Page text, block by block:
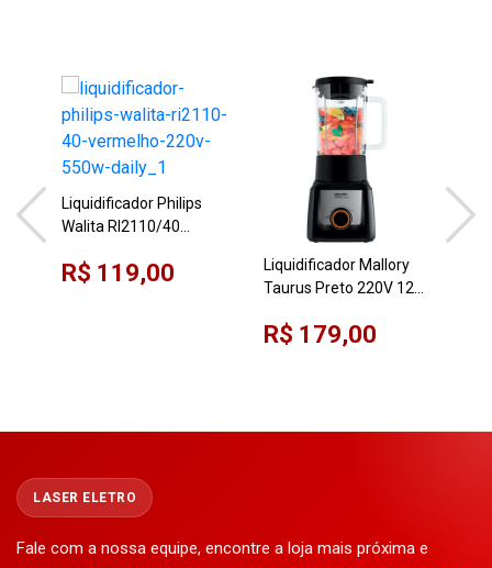
Liquidificador Philips
Walita RI2110/40
Daily
R$ 119,00
Liquidificador Mallory
Taurus Preto 220V 12
R$ 179,00
LASER ELETRO
Fale com a nossa equipe, encontre a loja mais próxima e